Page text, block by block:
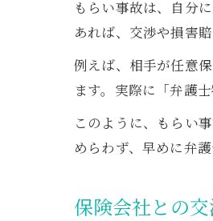
もらい事故は、自分
あれば、交渉や損害
例えば、相手が任意
ます。実際に「弁護
このように、もらい
めらわず、早めに弁
保険会社との